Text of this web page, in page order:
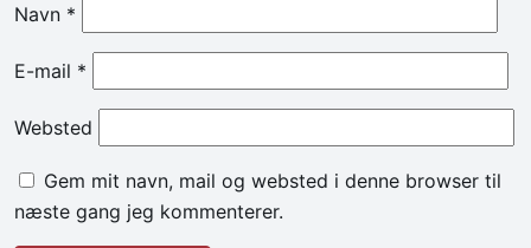
Navn *
E-mail *
Websted
Gem mit navn, mail og websted i denne browser til
næste gang jeg kommenterer.